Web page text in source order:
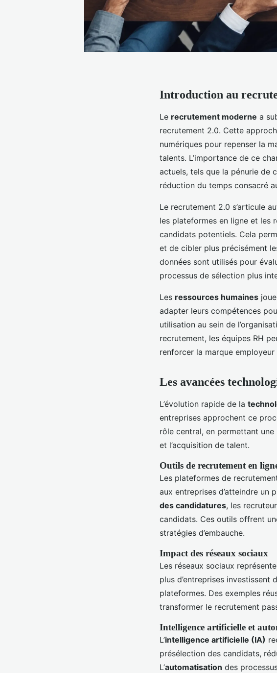
Introduction au
Le recrutement moderne a
recrutement 2.0. Cette
numériques pour repenser la
talents. L’importance de ce
actuels, tels que la pénurie de
réduction du temps consacré
Le recrutement 2.0 s’articule
les plateformes en ligne et les
candidats potentiels. Cela
et de cibler plus précisément
données sont utilisés pour
processus de sélection plus
Les ressources humaines
adapter leurs compétences
utilisation au sein de
recrutement, les équipes RH
renforcer la marque
Les avancées
L’évolution rapide de la
entreprises approchent ce
rôle central, en permettant
et l’acquisition de talent.
Outils de recrutement en
Les plateformes de
aux entreprises d’atteindre un
des candidatures, les
candidats. Ces outils offrent
stratégies d’embauche.
Impact des réseaux sociaux
Les réseaux sociaux
plus d’entreprises investissent
plateformes. Des exemples
transformer le recrutement
Intelligence artificielle et
L’intelligence artificielle (IA)
présélection des candidats,
L’automatisation des